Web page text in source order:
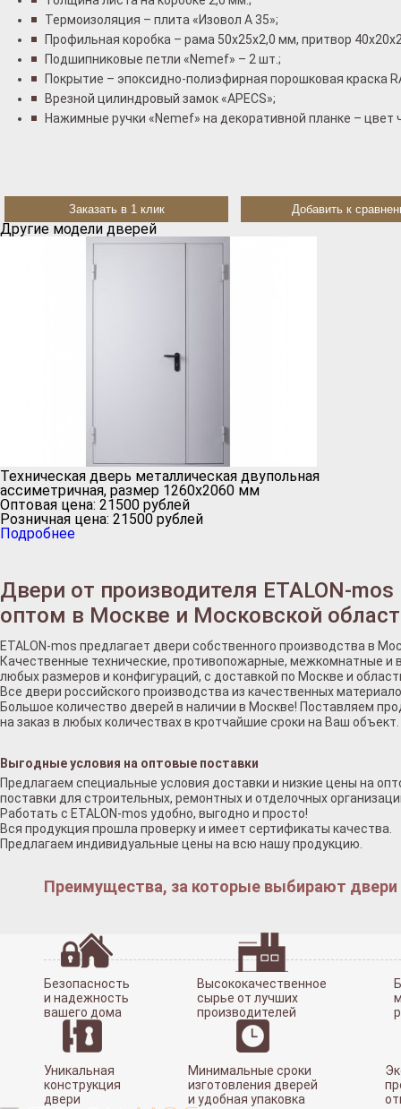
Термоизоляция – плита «Изовол А 35»;
Профильная коробка – рама 50x25x2,0 мм, притвор
Подшипниковые петли «Nemef» – 2 шт.;
Покрытие – эпоксидно-полиэфирная порошковая краска
Врезной цилиндровый замок «АРЕCS»;
Нажимные ручки «Nemef» на декоративной планке – цвет
Заказать в 1 клик Добавить к
Другие модели дверей
Техническая дверь металлическая двупольная
ассиметричная, размер 1260х2060 мм
Оптовая цена: 21500 рублей
Розничная цена: 21500 рублей
Подробнее
Двери от производителя ETALON-mos
оптом в Москве и Московской
ETALON-mos предлагает двери собственного производства в
Качественные технические, противопожарные, межкомнатные и
любых размеров и конфигураций, с доставкой по Москве и
Все двери российского производства из качественных
Большое количество дверей в наличии в Москве! Поставляем
на заказ в любых количествах в кротчайшие сроки на Ваш объект.
Выгодные условия на оптовые поставки
Предлагаем специальные условия доставки и низкие цены на
поставки для строительных, ремонтных и отделочных
Работать с ETALON-mos удобно, выгодно и просто!
Вся продукция прошла проверку и имеет сертификаты качества.
Предлагаем индивидуальные цены на всю нашу продукцию.
Преимущества, за которые выбирают двери
Безопасность
и надежность
вашего дома
Высококачественное
сырье от лучших
производителей
Уникальная
конструкция
двери
Минимальные сроки
изготовления дверей
и удобная упаковка